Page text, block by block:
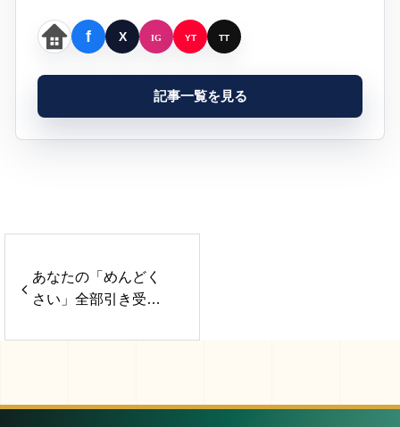
記事一覧を見る
あなたの「めんどく
さい」全部引き受け